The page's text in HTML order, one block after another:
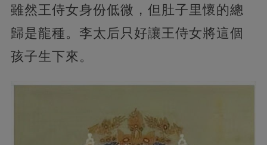
雖然王侍女身份低微，但肚子里懷的總
歸是龍種。李太后只好讓王侍女將這個
孩子生下來。